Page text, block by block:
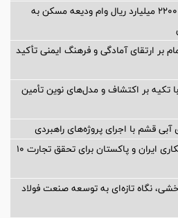
تسهیل در پرداخت بیش از ۲۲۰۰ میلیارد ریال وام ودیعه مسکن به
بر ارتقای آمادگی و فرهنگ ایمنی تأکید
بر اکتشاف و مدل‌های نوین تأمین
قشم با اجرای پروژه‌های راهبردی
امضای یادداشت تفاهم همکاری ایران و پاکستان برای تحقق تجارت ۱۰
نگاه تازه‌ای به توسعه صنعت فولاد